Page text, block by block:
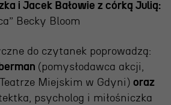
i Jacek Bałowie z córką Julią:
Becky Bloom
do czytanek poprowadzą:
(pomysłodawca akcji,
Miejskim w Gdyni) oraz
psycholog i miłośniczka